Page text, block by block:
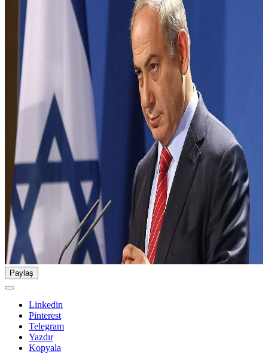
Paylaş
Linkedin
Pinterest
Telegram
Yazdır
Kopyala